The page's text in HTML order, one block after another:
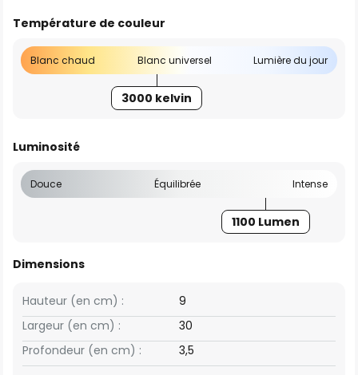
Température de couleur
Blanc chaud Blanc universel Lumière du jour
3000 kelvin
Luminosité
Douce Équilibrée Intense
1100 Lumen
Dimensions
Largeur (en cm) : 30
Hauteur (en cm) : 9
Profondeur (en cm) : 3,5